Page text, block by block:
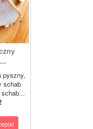
pyszny,
schab